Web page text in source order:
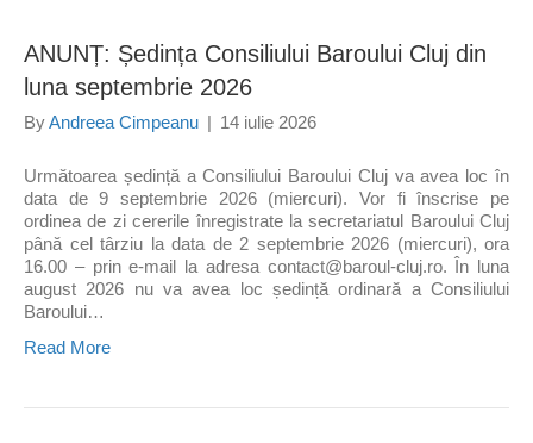
ANUNȚ: Ședința Consiliului Baroului Cluj din
luna septembrie 2026
ByAndreea Cimpeanu | 14 iulie 2026
Următoarea ședință a Consiliului Baroului Cluj va avea loc în
data de 9 septembrie 2026 (miercuri). Vor fi înscrise pe
ordinea de zi cererile înregistrate la secretariatul Baroului Cluj
până cel târziu la data de 2 septembrie 2026 (miercuri), ora
16.00 – prin e-mail la adresa contact@baroul-cluj.ro. În luna
august 2026 nu va avea loc ședință ordinară a Consiliului
Baroului…
Read More